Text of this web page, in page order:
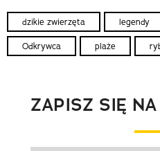
dzikie zwierzęta legendy
Odkrywca plaże
ZAPISZ SIĘ